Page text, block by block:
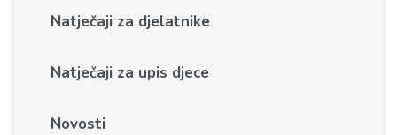
Natječaji za djelatnike
Natječaji za upis djece
Novosti